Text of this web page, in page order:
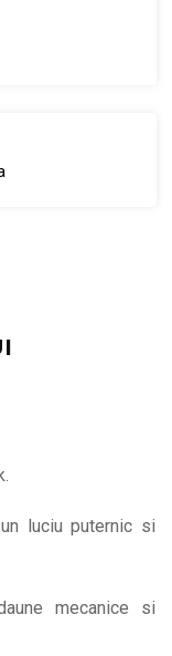
luciu puternic si
mecanice si